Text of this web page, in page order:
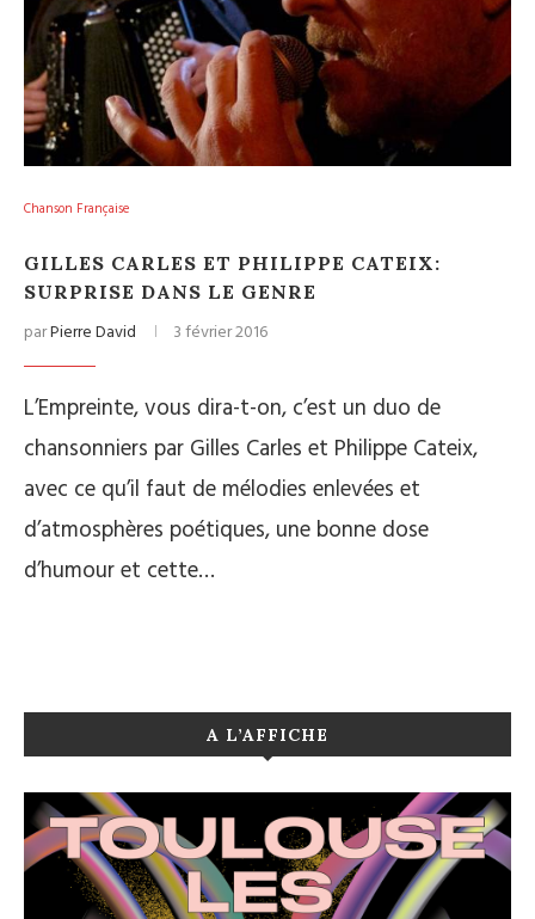
Chanson Française
GILLES CARLES ET PHILIPPE CATEIX:
SURPRISE DANS LE GENRE
parPierre David 3 février 2016
L’Empreinte, vous dira-t-on, c’est un duo de
chansonniers par Gilles Carles et Philippe Cateix,
avec ce qu’il faut de mélodies enlevées et
d’atmosphères poétiques, une bonne dose
d’humour et cette…
A L’AFFICHE